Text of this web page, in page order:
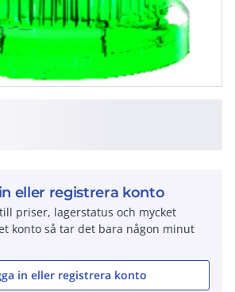
eller registrera konto
priser, lagerstatus och mycket
konto så tar det bara någon minut
in eller registrera konto